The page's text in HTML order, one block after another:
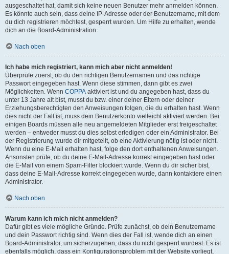
ausgeschaltet hat, damit sich keine neuen Benutzer mehr anmelden können.
Es könnte auch sein, dass deine IP-Adresse oder der Benutzername, mit dem
du dich registrieren möchtest, gesperrt wurden. Um Hilfe zu erhalten, wende
dich an die Board-Administration.
Nach oben
Ich habe mich registriert, kann mich aber nicht anmelden!
Überprüfe zuerst, ob du den richtigen Benutzernamen und das richtige
Passwort eingegeben hast. Wenn diese stimmen, dann gibt es zwei
Möglichkeiten. Wenn COPPA aktiviert ist und du angegeben hast, dass du
unter 13 Jahre alt bist, musst du bzw. einer deiner Eltern oder deiner
Erziehungsberechtigten den Anweisungen folgen, die du erhalten hast. Wenn
dies nicht der Fall ist, muss dein Benutzerkonto vielleicht aktiviert werden. Bei
einigen Boards müssen alle neu angemeldeten Mitglieder erst freigeschaltet
werden – entweder musst du dies selbst erledigen oder ein Administrator. Bei
der Registrierung wurde dir mitgeteilt, ob eine Aktivierung nötig ist oder nicht.
Wenn du eine E-Mail erhalten hast, folge den dort enthaltenen Anweisungen.
Ansonsten prüfe, ob du deine E-Mail-Adresse korrekt eingegeben hast oder
die E-Mail von einem Spam-Filter blockiert wurde. Wenn du dir sicher bist,
dass deine E-Mail-Adresse korrekt eingegeben wurde, dann kontaktiere einen
Administrator.
Nach oben
Warum kann ich mich nicht anmelden?
Dafür gibt es viele mögliche Gründe. Prüfe zunächst, ob dein Benutzername
und dein Passwort richtig sind. Wenn dies der Fall ist, wende dich an einen
Board-Administrator, um sicherzugehen, dass du nicht gesperrt wurdest. Es ist
ebenfalls möglich, dass ein Konfigurationsproblem mit der Website vorliegt,